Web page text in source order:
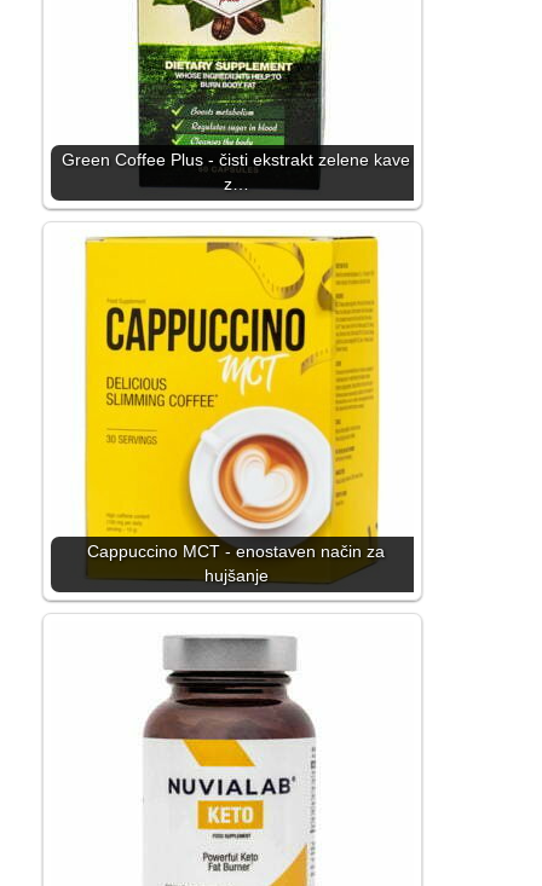
Green Coffee Plus - čisti ekstrakt zelene kave
z…
Cappuccino MCT - enostaven način za
hujšanje